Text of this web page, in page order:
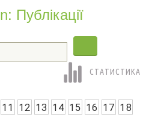
Публікації
СТАТИСТИКА
11 12 13 14 15 16 17 18